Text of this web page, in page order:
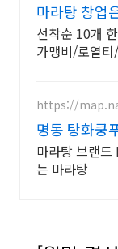
마라탕 창업
상부 마라탕
선착순 10개
가맹비/로열
https://
명동 탕화쿵
마라탕 브랜
는 마라탕